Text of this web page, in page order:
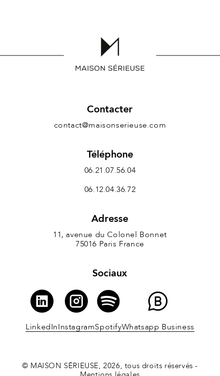
Contacter
contact@maisonserieuse.com
Téléphone
06.21.07.56.04
06.12.04.36.72
Adresse
11, avenue du Colonel Bonnet
75016 Paris France
Sociaux
LinkedInInstagramSpotifyWhatsapp Business
© MAISON SÉRIEUSE, 2026, tous droits réservés -